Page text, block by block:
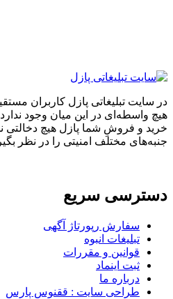
تبلیغاتی پازل کاربران مستقیما
در این میان وجود ندارد،
و فروشِ شما پازل هیچ دخالتی
مختلف امنیتی را در نظر بگیرند.
سریع
سفارش رپورتاژ آگهی
تبلیغات انبوه
قوانین و مقررات
ثبت اینماد
درباره ما
طراحی سایت : ققنوس پارس